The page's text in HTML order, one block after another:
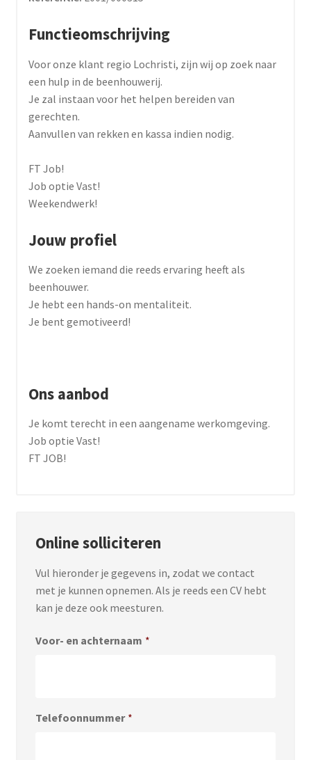
Functieomschrijving
Voor onze klant regio Lochristi, zijn wij op zoek naar
een hulp in de beenhouwerij.
Je zal instaan voor het helpen bereiden van
gerechten.
Aanvullen van rekken en kassa indien nodig.
FT Job!
Job optie Vast!
Weekendwerk!
Jouw profiel
We zoeken iemand die reeds ervaring heeft als
beenhouwer.
Je hebt een hands-on mentaliteit.
Je bent gemotiveerd!
Ons aanbod
Je komt terecht in een aangename werkomgeving.
Job optie Vast!
FT JOB!
Online solliciteren
Vul hieronder je gegevens in, zodat we contact
met je kunnen opnemen. Als je reeds een CV hebt
kan je deze ook meesturen.
Voor- en achternaam *
Telefoonnummer *